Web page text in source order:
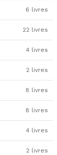
6 livres
22 livres
4 livres
2 livres
8 livres
8 livres
4 livres
2 livres